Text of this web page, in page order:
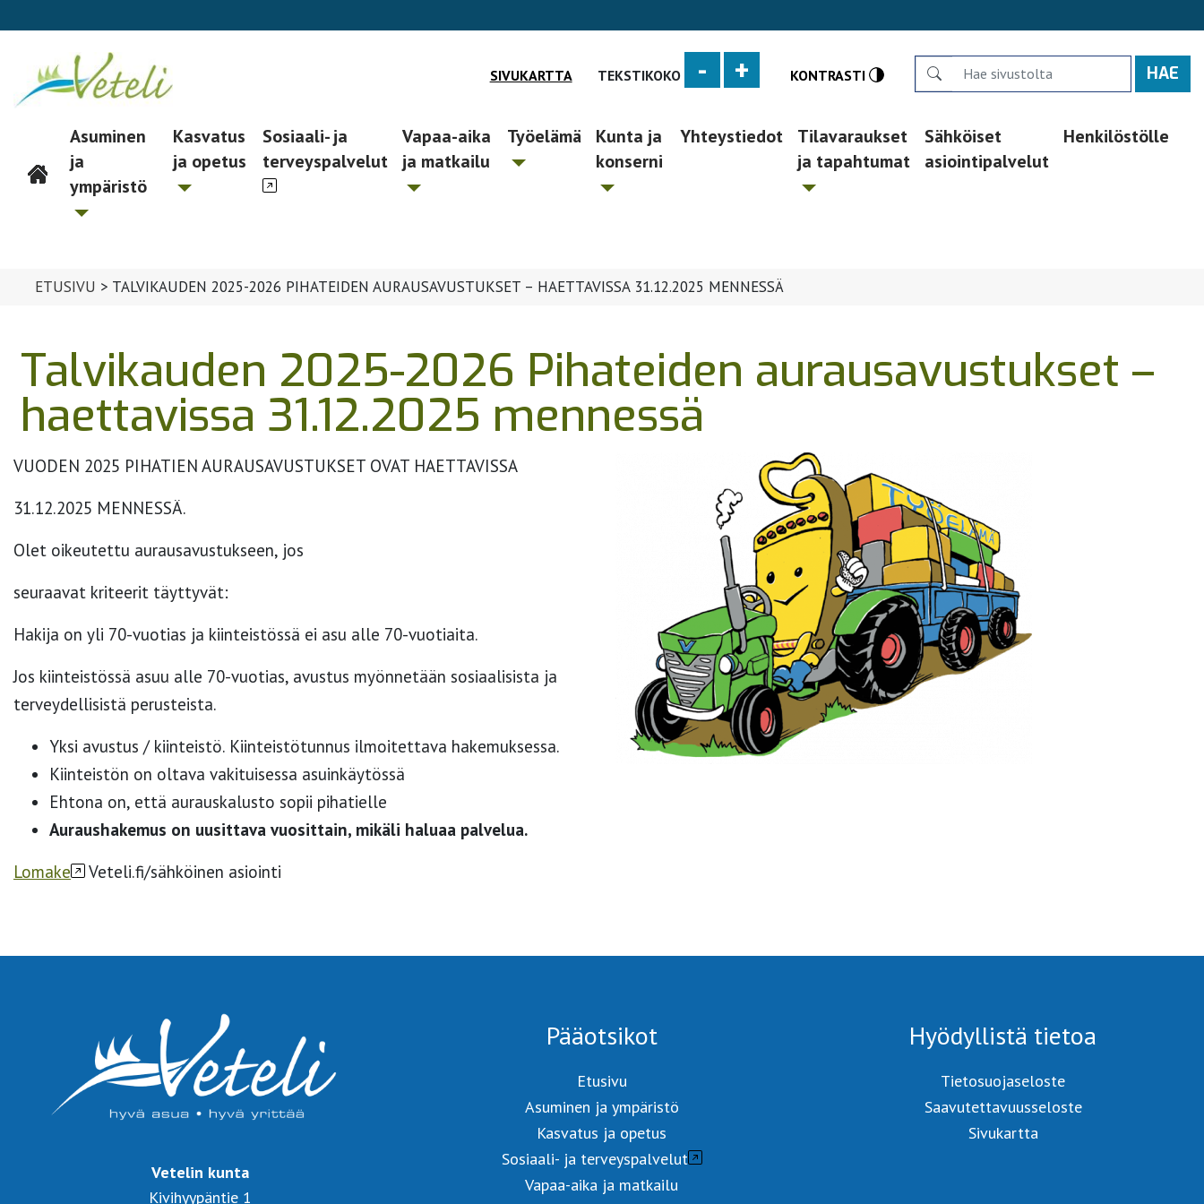
SIVUKARTTA TEKSTIKOKO - + KONTRASTI Search
Päävalikko
Asuminen
ja
ympäristö
Kasvatus
ja opetus
Sosiaali- ja
terveyspalvelut
Vapaa-aika
ja matkailu
Työelämä
Kunta ja
konserni
Yhteystiedot
Tilavaraukset
ja tapahtumat
Sähköiset
asiointipalvelut
Henkilöstölle
ETUSIVU > TALVIKAUDEN 2025-2026 PIHATEIDEN AURAUSAVUSTUKSET – HAETTAVISSA 31.12.2025 MENNESSÄ
Talvikauden 2025-2026 Pihateiden aurausavustukset –
haettavissa 31.12.2025 mennessä
VUODEN 2025 PIHATIEN AURAUSAVUSTUKSET OVAT HAETTAVISSA
31.12.2025 MENNESSÄ.
Olet oikeutettu aurausavustukseen, jos
seuraavat kriteerit täyttyvät:
Hakija on yli 70-vuotias ja kiinteistössä ei asu alle 70-vuotiaita.
Jos kiinteistössä asuu alle 70-vuotias, avustus myönnetään sosiaalisista ja
terveydellisistä perusteista.
Yksi avustus / kiinteistö. Kiinteistötunnus ilmoitettava hakemuksessa.
Kiinteistön on oltava vakituisessa asuinkäytössä
Ehtona on, että aurauskalusto sopii pihatielle
Auraushakemus on uusittava vuosittain, mikäli haluaa palvelua.
Lomake
Veteli.fi/sähköinen asiointi
Vetelin kunta
Kivihyypäntie 1
Pääotsikot
Etusivu
Asuminen ja ympäristö
Kasvatus ja opetus
Sosiaali- ja terveyspalvelut
Vapaa-aika ja matkailu
Hyödyllistä tietoa
Tietosuojaseloste
Saavutettavuusseloste
Sivukartta